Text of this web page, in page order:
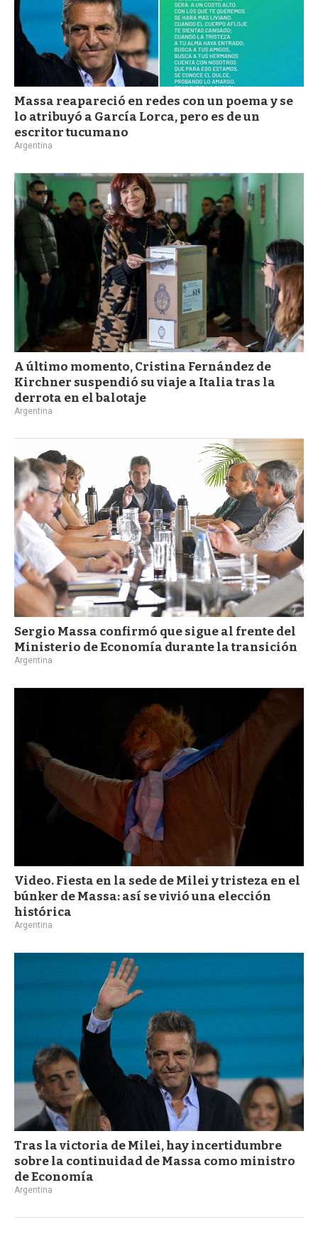
Massa reapareció en redes con un poema y se
lo atribuyó a García Lorca, pero es de un
escritor tucumano
Argentina
A último momento, Cristina Fernández de
Kirchner suspendió su viaje a Italia tras la
derrota en el balotaje
Argentina
Sergio Massa confirmó que sigue al frente del
Ministerio de Economía durante la transición
Argentina
Video. Fiesta en la sede de Milei y tristeza en el
búnker de Massa: así se vivió una elección
histórica
Argentina
Tras la victoria de Milei, hay incertidumbre
sobre la continuidad de Massa como ministro
de Economía
Argentina